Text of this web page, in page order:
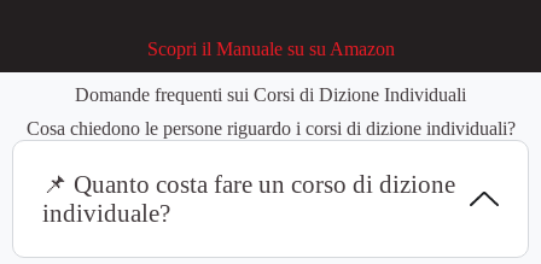
Scopri il Manuale su su Amazon
Domande frequenti sui Corsi di Dizione Individuali
Cosa chiedono le persone riguardo i corsi di dizione individuali?
📌 Quanto costa fare un corso di dizione
individuale?